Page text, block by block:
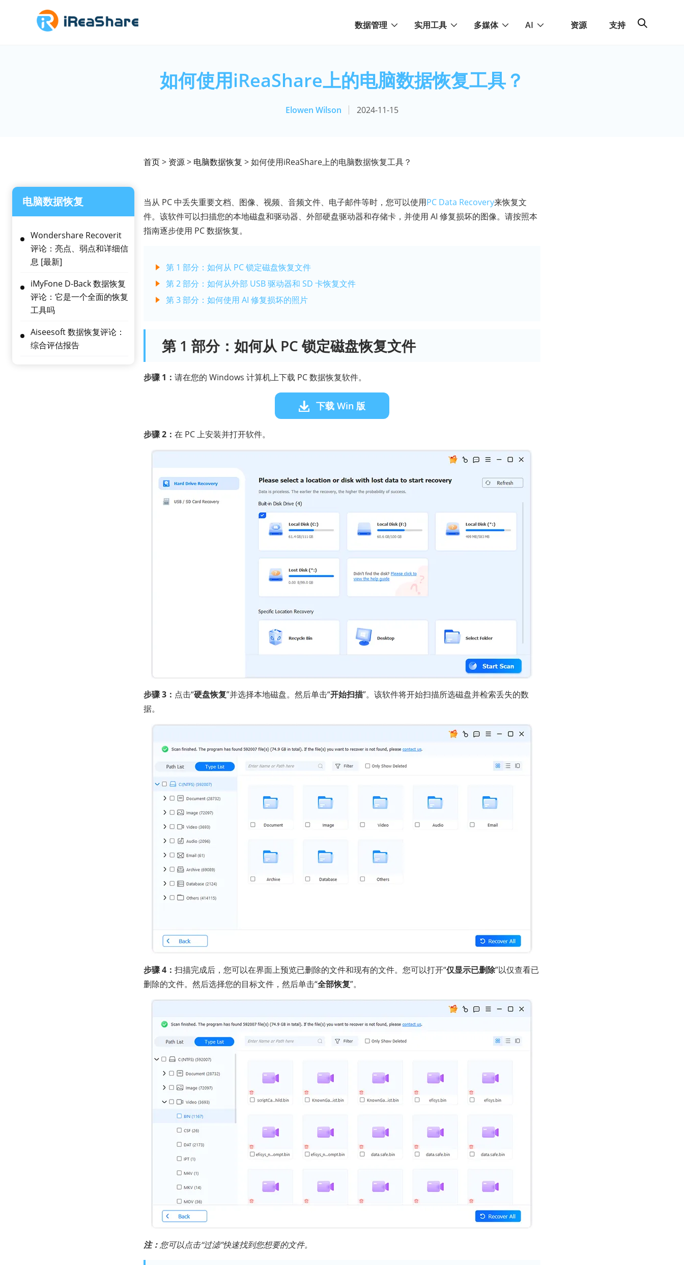
数据管理 实用工具 多媒体 AI 资源 支持
如何使用iReaShare上的电脑数据恢复工具？
Elowen Wilson 2024-11-15
首页> 资源> 电脑数据恢复 > 如何使用iReaShare上的电脑数据恢复工具？
电脑数据恢复
Wondershare Recoverit
评论：亮点、弱点和详细信
息 [最新]
iMyFone D-Back 数据恢复
评论：它是一个全面的恢复
工具吗
Aiseesoft 数据恢复评论：
综合评估报告
当从 PC 中丢失重要文档、图像、视频、音频文件、电子邮件等时，您可以使用PC Data Recovery来恢复文
件。该软件可以扫描您的本地磁盘和驱动器、外部硬盘驱动器和存储卡，并使用 AI 修复损坏的图像。请按照本
指南逐步使用 PC 数据恢复。
第 1 部分：如何从 PC 锁定磁盘恢复文件
第 2 部分：如何从外部 USB 驱动器和 SD 卡恢复文件
第 3 部分：如何使用 AI 修复损坏的照片
第 1 部分：如何从 PC 锁定磁盘恢复文件
步骤 1： 请在您的 Windows 计算机上下载 PC 数据恢复软件。
下载 Win 版
步骤 2： 在 PC 上安装并打开软件。
步骤 3： 点击“硬盘恢复”并选择本地磁盘。然后单击“开始扫描”。该软件将开始扫描所选磁盘并检索丢失的数
据。
步骤 4： 扫描完成后，您可以在界面上预览已删除的文件和现有的文件。您可以打开“仅显示已删除”以仅查看已
删除的文件。然后选择您的目标文件，然后单击“全部恢复”。
注： 您可以点击“过滤”快速找到您想要的文件。